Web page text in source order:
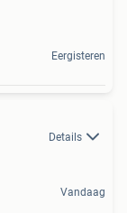
Eergisteren
Details
Vandaag